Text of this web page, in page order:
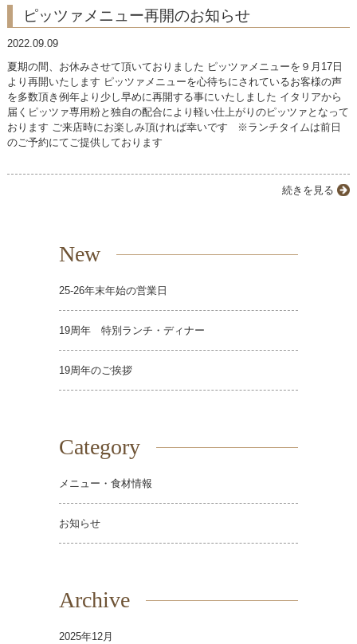
ピッツァメニュー再開のお知らせ
2022.09.09
夏期の間、お休みさせて頂いておりました ピッツァメニューを９月17日
より再開いたします ピッツァメニューを心待ちにされているお客様の声
を多数頂き例年より少し早めに再開する事にいたしました イタリアから
届くピッツァ専用粉と独自の配合により軽い仕上がりのピッツァとなって
おります ご来店時にお楽しみ頂ければ幸いです ※ランチタイムは前日
のご予約にてご提供しております
続きを見る
New
25-26年末年始の営業日
19周年 特別ランチ・ディナー
19周年のご挨拶
Category
メニュー・食材情報
お知らせ
Archive
2025年12月